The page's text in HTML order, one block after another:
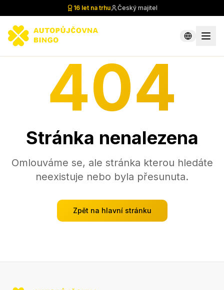
16 let na trhu Český majitel
404
Stránka nenalezena
Omlouváme se, ale stránka kterou hledáte
neexistuje nebo byla přesunuta.
Zpět na hlavní stránku